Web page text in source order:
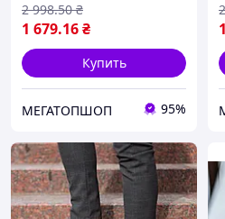
1 679.16₴
2 998.50 ₴
Купить
МЕГАТОПШОП 95%